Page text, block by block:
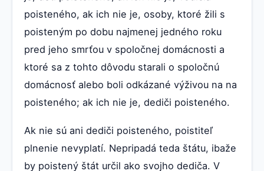
poisteného, ak ich nie je, osoby, ktoré žili s
poisteným po dobu najmenej jedného roku
pred jeho smrťou v spoločnej domácnosti a
ktoré sa z tohto dôvodu starali o spoločnú
domácnosť alebo boli odkázané výživou na na
poisteného; ak ich nie je, dediči poisteného.
Ak nie sú ani dediči poisteného, poistiteľ
plnenie nevyplatí. Nepripadá teda štátu, ibaže
by poistený štát určil ako svojho dediča. V